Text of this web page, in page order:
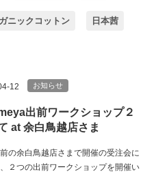
ニックコットン 日本茜
12 お知らせ
出前ワークショップ２
at 余白鳥越店さま
の余白鳥越店さまで開催の受注会に
２つの出前ワークショップを開催い